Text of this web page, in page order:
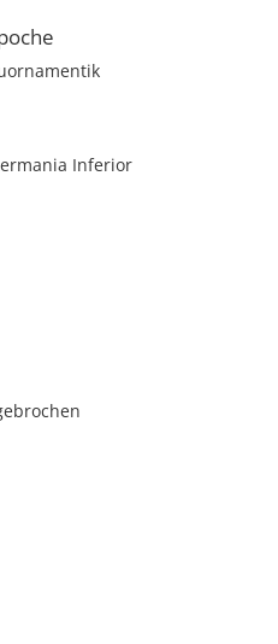
Inferior